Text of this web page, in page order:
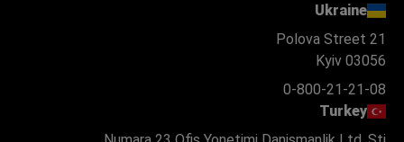
Ukraine
Polova Street 21
Kyiv 03056
0-800-21-21-08
Turkey